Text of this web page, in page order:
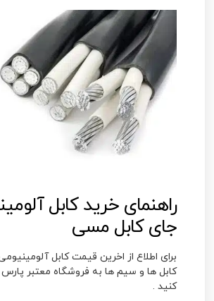
راهنمای خرید کابل
جای کابل مسی
کابل ها و سیم ها به فروشگاه معتبر
کنید .